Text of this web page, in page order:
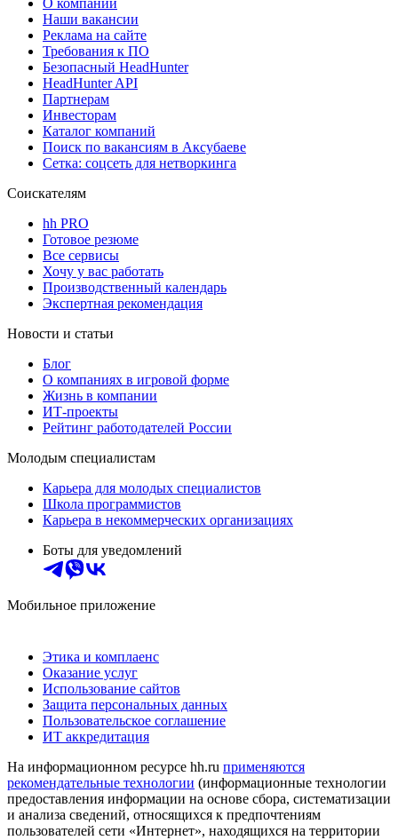
Наши вакансии
Реклама на сайте
Требования к ПО
Безопасный HeadHunter
HeadHunter API
Партнерам
Инвесторам
Каталог компаний
Поиск по вакансиям в Аксубаеве
Сетка: соцсеть для нетворкинга
Соискателям
hh PRO
Готовое резюме
Все сервисы
Хочу у вас работать
Производственный календарь
Экспертная рекомендация
Новости и статьи
Блог
О компаниях в игровой форме
Жизнь в компании
ИТ-проекты
Рейтинг работодателей России
Молодым специалистам
Карьера для молодых специалистов
Школа программистов
Карьера в некоммерческих организациях
Боты для уведомлений
Мобильное приложение
Этика и комплаенс
Оказание услуг
Использование сайтов
Защита персональных данных
Пользовательское соглашение
ИТ аккредитация
На информационном ресурсе hh.ru применяются
рекомендательные технологии (информационные технологии
предоставления информации на основе сбора, систематизации
и анализа сведений, относящихся к предпочтениям
пользователей сети «Интернет», находящихся на территории